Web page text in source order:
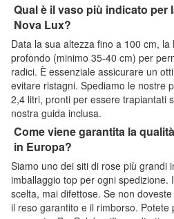
Qual è il vaso più indicato per
Nova Lux?
Data la sua altezza fino a 100 cm,
profondo (minimo 35-40 cm) per
radici. È essenziale assicurare un
evitare ristagni. Spediamo le nostre
2,4 litri, pronti per essere trapiantati
nostra guida inclusa.
Come viene garantita la
in Europa?
Siamo uno dei siti di rose più grandi
imballaggio top per ogni spedizione.
scelta, mai difettose. Se non
il reso garantito e il rimborso. Potete